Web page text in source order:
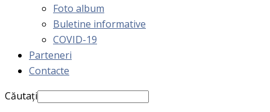
Foto album
Buletine informative
COVID-19
Parteneri
Contacte
Căutați